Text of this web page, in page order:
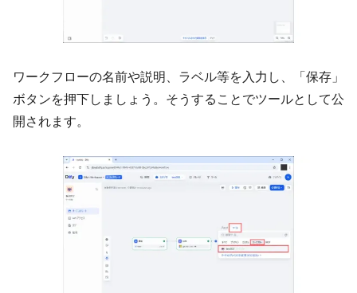
ワークフローの名前や説明、ラベル等を入力し、「保存」
ボタンを押下しましょう。そうすることでツールとして公
開されます。